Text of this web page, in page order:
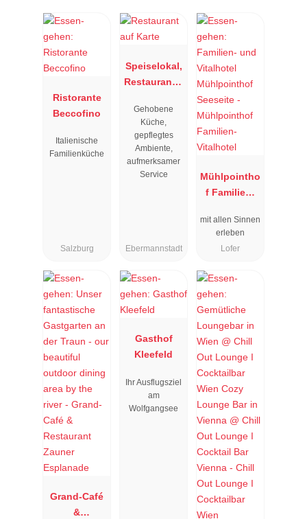
Ristorante
Beccofino
Italienische
Familienküche
Salzburg
Speiselokal,
Restaurant "
"
Gehobene
Küche,
gepflegtes
Ambiente,
aufmerksamer
Service
Ebermannstadt
Mühlpointho
f Familien-
mit allen Sinnen
erleben
Lofer
Grand-Café
&
Gasthof
Kleefeld
Ihr Ausflugsziel
am
Wolfgangsee